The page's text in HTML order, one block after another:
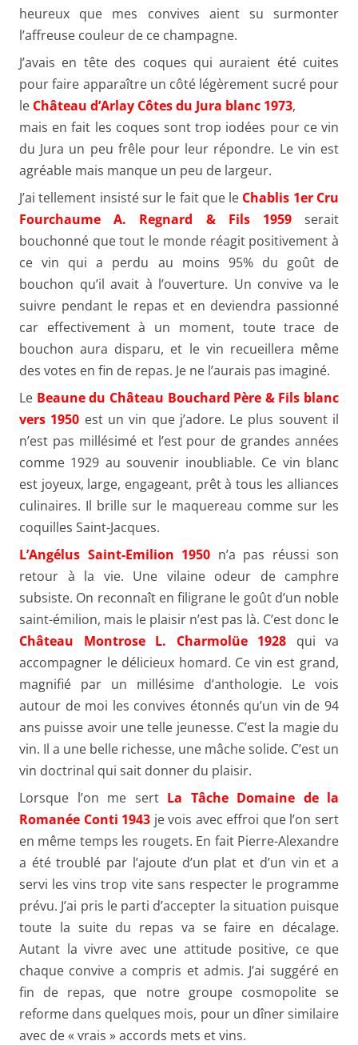
heureux que mes convives aient su surmonter
l’affreuse couleur de ce champagne.
J’avais en tête des coques qui auraient été cuites
pour faire apparaître un côté légèrement sucré pour
le Château d’Arlay Côtes du Jura blanc 1973,
mais en fait les coques sont trop iodées pour ce vin
du Jura un peu frêle pour leur répondre. Le vin est
agréable mais manque un peu de largeur.
J’ai tellement insisté sur le fait que le Chablis 1er Cru
Fourchaume A. Regnard & Fils 1959serait
bouchonné que tout le monde réagit positivement à
ce vin qui a perdu au moins 95% du goût de
bouchon qu’il avait à l’ouverture. Un convive va le
suivre pendant le repas et en deviendra passionné
car effectivement à un moment, toute trace de
bouchon aura disparu, et le vin recueillera même
des votes en fin de repas. Je ne l’aurais pas imaginé.
Le Beaune du Château Bouchard Père & Fils blanc
vers 1950 est un vin que j’adore. Le plus souvent il
n’est pas millésimé et l’est pour de grandes années
comme 1929 au souvenir inoubliable. Ce vin blanc
est joyeux, large, engageant, prêt à tous les alliances
culinaires. Il brille sur le maquereau comme sur les
coquilles Saint-Jacques.
L’Angélus Saint-Emilion 1950 n’a pas réussi son
retour à la vie. Une vilaine odeur de camphre
subsiste. On reconnaît en filigrane le goût d’un noble
saint-émilion, mais le plaisir n’est pas là. C’est donc le
Château Montrose L. Charmolüe 1928 qui va
accompagner le délicieux homard. Ce vin est grand,
magnifié par un millésime d’anthologie. Le vois
autour de moi les convives étonnés qu’un vin de 94
ans puisse avoir une telle jeunesse. C’est la magie du
vin. Il a une belle richesse, une mâche solide. C’est un
vin doctrinal qui sait donner du plaisir.
Lorsque l’on me sert La Tâche Domaine de la
Romanée Conti 1943 je vois avec effroi que l’on sert
en même temps les rougets. En fait Pierre-Alexandre
a été troublé par l’ajoute d’un plat et d’un vin et a
servi les vins trop vite sans respecter le programme
prévu. J’ai pris le parti d’accepter la situation puisque
toute la suite du repas va se faire en décalage.
Autant la vivre avec une attitude positive, ce que
chaque convive a compris et admis. J’ai suggéré en
fin de repas, que notre groupe cosmopolite se
reforme dans quelques mois, pour un dîner similaire
avec de « vrais » accords mets et vins.